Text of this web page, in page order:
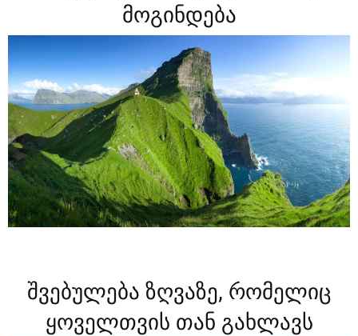
მოგინდება
შვებულება ზღვაზე, რომელიც
ყოველთვის თან გახლავს